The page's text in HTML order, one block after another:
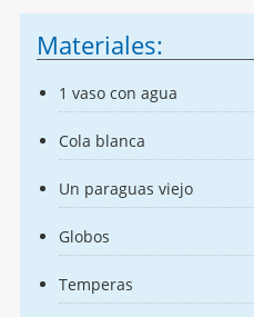
Materiales:
1 vaso con agua
Cola blanca
Un paraguas viejo
Globos
Temperas